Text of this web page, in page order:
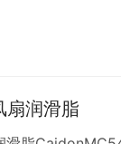
扇润滑脂